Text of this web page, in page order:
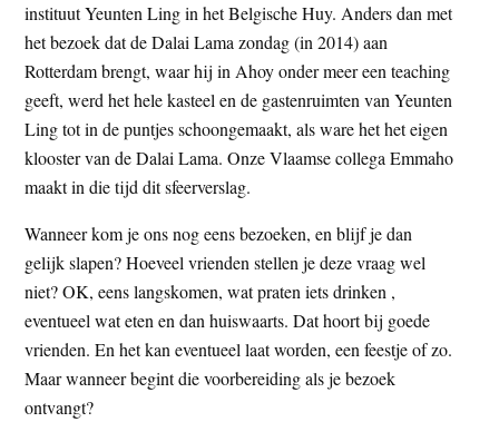
instituut Yeunten Ling in het Belgische Huy. Anders dan met
het bezoek dat de Dalai Lama zondag (in 2014) aan
Rotterdam brengt, waar hij in Ahoy onder meer een teaching
geeft, werd het hele kasteel en de gastenruimten van Yeunten
Ling tot in de puntjes schoongemaakt, als ware het het eigen
klooster van de Dalai Lama. Onze Vlaamse collega Emmaho
maakt in die tijd dit sfeerverslag.
Wanneer kom je ons nog eens bezoeken, en blijf je dan
gelijk slapen? Hoeveel vrienden stellen je deze vraag wel
niet? OK, eens langskomen, wat praten iets drinken ,
eventueel wat eten en dan huiswaarts. Dat hoort bij goede
vrienden. En het kan eventueel laat worden, een feestje of zo.
Maar wanneer begint die voorbereiding als je bezoek
ontvangt?